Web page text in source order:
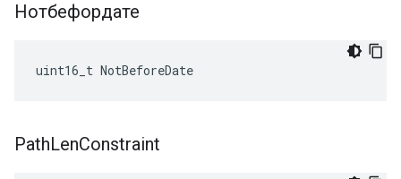
Нотбефордате
uint16_t NotBeforeDate
PathLenConstraint